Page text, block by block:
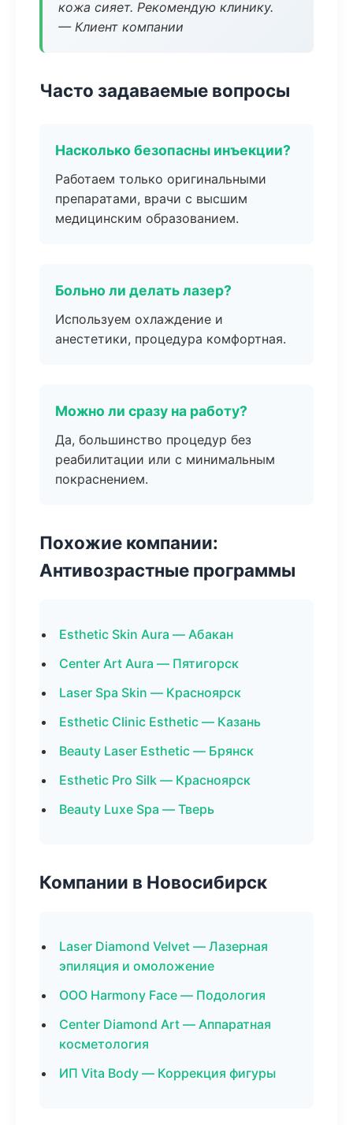
кожа сияет. Рекомендую клинику.
— Клиент компании
Часто задаваемые вопросы
Насколько безопасны инъекции?
Работаем только оригинальными
препаратами, врачи с высшим
медицинским образованием.
Больно ли делать лазер?
Используем охлаждение и
анестетики, процедура комфортная.
Можно ли сразу на работу?
Да, большинство процедур без
реабилитации или с минимальным
покраснением.
Похожие компании:
Антивозрастные программы
Esthetic Skin Aura — Абакан
Center Art Aura — Пятигорск
Laser Spa Skin — Красноярск
Esthetic Clinic Esthetic — Казань
Beauty Laser Esthetic — Брянск
Esthetic Pro Silk — Красноярск
Beauty Luxe Spa — Тверь
Компании в Новосибирск
Laser Diamond Velvet — Лазерная
эпиляция и омоложение
ООО Harmony Face — Подология
Center Diamond Art — Аппаратная
косметология
ИП Vita Body — Коррекция фигуры